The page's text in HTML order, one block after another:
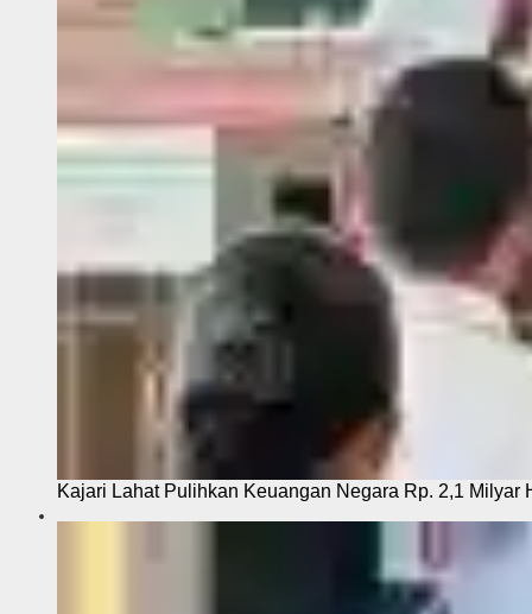
Kajari Lahat Pulihkan Keuangan Negara Rp. 2,1 Milyar